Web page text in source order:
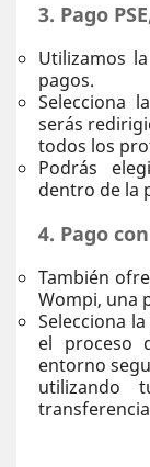
3. Pago
Utilizamos
pagos.
Selecciona
serás
todos los
Podrás
dentro de la
4. Pago
También
Wompi, una
Selecciona
el proceso
entorno
utilizando